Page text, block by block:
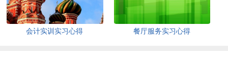
会计实训实习心得 餐厅服务实习心得